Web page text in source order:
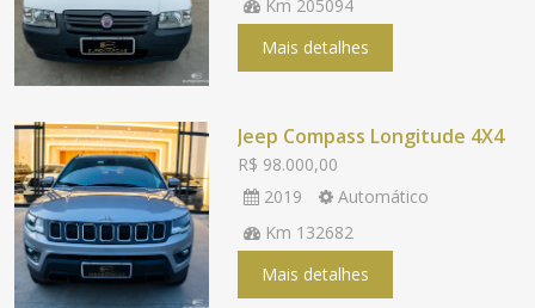
Km 205094
Mais detalhes
Jeep Compass Longitude 4X4
R$ 98.000,00
2019
Automático
Km 132682
Mais detalhes